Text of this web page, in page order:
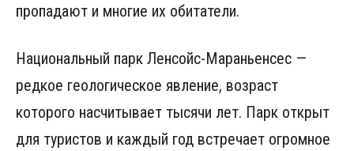
пропадают и многие их обитатели.
Национальный парк Ленсойc-Мараньенсес —
редкое геологическое явление, возраст
которого насчитывает тысячи лет. Парк открыт
для туристов и каждый год встречает огромное